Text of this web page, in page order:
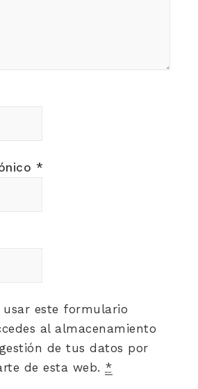
*
usar este formulario
al almacenamiento
de tus datos por
de esta web. *